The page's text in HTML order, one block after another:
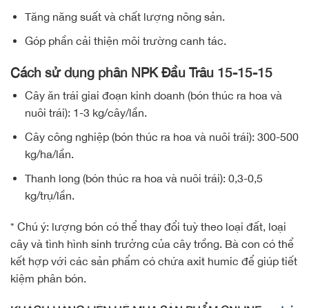
Tăng năng suất và chất lượng nông sản.
Góp phần cải thiện môi trường canh tác.
Cách sử dụng phân NPK Đầu Trâu 15-15-15
Cây ăn trái giai đoạn kinh doanh (bón thúc ra hoa và
nuôi trái): 1-3 kg/cây/lần.
Cây công nghiệp (bón thúc ra hoa và nuôi trái): 300-500
kg/ha/lần.
Thanh long (bón thúc ra hoa và nuôi trái): 0,3-0,5
kg/trụ/lần.
* Chú ý: lượng bón có thể thay đổi tuỳ theo loại đất, loại
cây và tình hình sinh trưởng của cây trồng. Bà con có thể
kết hợp với các sản phẩm có chứa axit humic để giúp tiết
kiệm phân bón.